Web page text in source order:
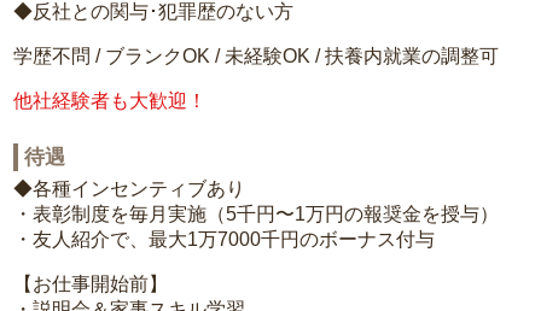
◆反社との関与･犯罪歴のない方
学歴不問 / ブランクOK / 未経験OK / 扶養内就業の調整可
他社経験者も大歓迎！
待遇
◆各種インセンティブあり
・表彰制度を毎月実施（5千円〜1万円の報奨金を授与）
・友人紹介で、最大1万7000千円のボーナス付与
【お仕事開始前】